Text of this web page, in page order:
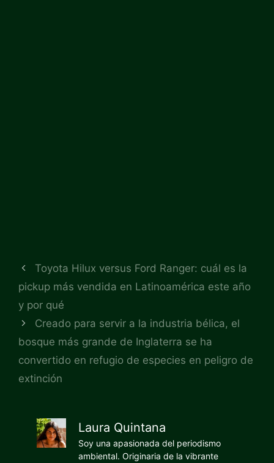
Toyota Hilux versus Ford Ranger: cuál es la
pickup más vendida en Latinoamérica este año
y por qué
Creado para servir a la industria bélica, el
bosque más grande de Inglaterra se ha
convertido en refugio de especies en peligro de
extinción
Laura Quintana
Soy una apasionada del periodismo
ambiental. Originaria de la vibrante